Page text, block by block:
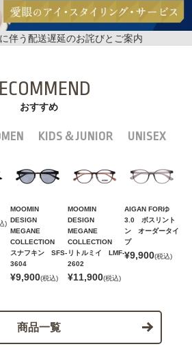
伴う配送遅延のお詫びとご案内
おすすめ
KIDS＆JUNIOR UNISEX
)
MOOMIN
DESIGN
MEGANE
COLLECTION
スナフキン SFS-
3604
¥9,900(税込)
MOOMIN
DESIGN
MEGANE
COLLECTION
リトルミイ LMF-
2602
¥11,900(税込)
AIGAN FORゆ
3.0 ボスリント
ン オーダータイ
プ
¥9,900(税込)
商品一覧